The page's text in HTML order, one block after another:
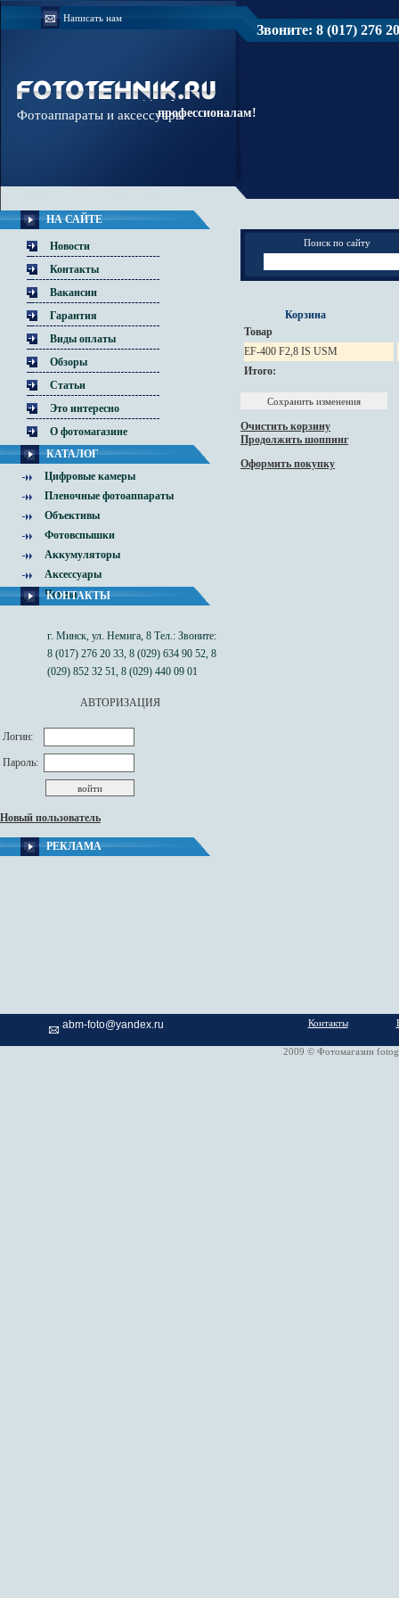
Написать нам
Звоните: 8 (017) 276
Доверяйте
профессионалам!
Фотоаппараты и аксессуары
НА САЙТЕ
Новости
Контакты
Вакансии
Гарантия
Виды оплаты
Обзоры
Статьи
Это интересно
О фотомагазине
КАТАЛОГ
Цифровые камеры
Пленочные фотоаппараты
Объективы
Фотовспышки
Аккумуляторы
Аксессуары
Чехлы
КОНТАКТЫ
г. Минск, ул. Немига, 8 Тел.: Звоните:
8 (017) 276 20 33, 8 (029) 634 90 52, 8
(029) 852 32 51, 8 (029) 440 09 01
АВТОРИЗАЦИЯ
Логин:
Пароль:
Новый пользователь
РЕКЛАМА
Поиск по сайту
Корзина
Товар
EF-400 F2,8 IS USM
Итого:
Очистить корзину
Продолжить шоппинг
Оформить покупку
abm-foto@yandex.ru Контакты
2009 © Фотомагазин